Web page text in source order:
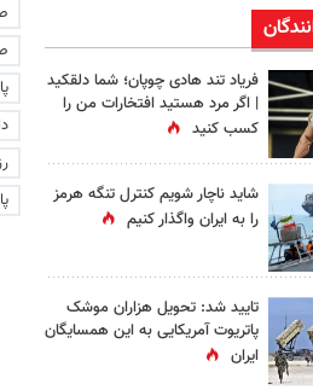
فریاد تند هادی چوپان؛‌ شما دلقکید
| اگر مرد هستید افتخارات من را
کسب کنید
شاید ناچار شویم کنترل تنگه هرمز
را به ایران واگذار کنیم
تایید شد: تحویل هزاران موشک
پاتریوت آمریکایی به این همسایگان
ایران